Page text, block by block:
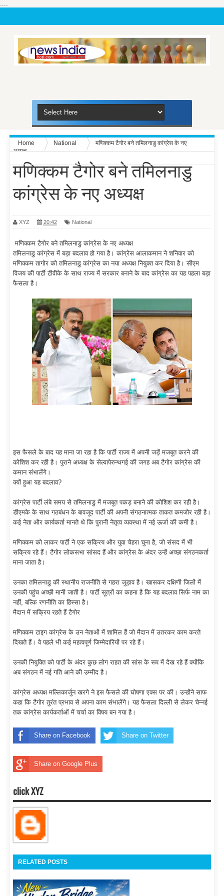
....
Home National
मणिक्कम टैगोर बने तमिलनाडु कांग्रेस के नए
अध्यक्ष
मणिक्कम टैगोर बने तमिलनाडु
कांग्रेस के नए अध्यक्ष
XYZ 20:42 National
मणिक्कम टैगोर बने तमिलनाडु कांग्रेस के नए अध्यक्ष
तमिलनाडु कांग्रेस में बड़ा बदलाव हो गया है। कांग्रेस आलाकमान ने शनिवार को
मणिक्कम तागोर को तमिलनाडु कांग्रेस का नया अध्यक्ष नियुक्त कर दिया है। सीएम
विजय की पार्टी टीवीके के साथ राज्य में सरकार बनाने के बाद कांग्रेस का यह पहला बड़ा
फैसला है।
इस फैसले के बाद यह माना जा रहा है कि पार्टी राज्य में अपनी जड़ें मजबूत करने की
कोशिश कर रही है। पुराने अध्यक्ष के सेल्वापेरुन्थगई की जगह अब टैगोर कांग्रेस की
कमान संभालेंगे।
क्यों हुआ यह बदलाव?
कांग्रेस पार्टी लंबे समय से तमिलनाडु में मजबूत पकड़ बनाने की कोशिश कर रही है।
डीएमके के साथ गठबंधन के बावजूद पार्टी की अपनी संगठनात्मक ताकत कमजोर रही है।
कई नेता और कार्यकर्ता मानते थे कि पुरानी नेतृत्व व्यवस्था में नई ऊर्जा की कमी है।
मणिक्कम को लाकर पार्टी ने एक सक्रिय और युवा चेहरा चुना है, जो संसद में भी
सक्रिय रहे हैं। टैगोर लोकसभा सांसद हैं और कांग्रेस के अंदर उन्हें अच्छा संगठनकर्ता
माना जाता है।
उनका तमिलनाडु की स्थानीय राजनीति से गहरा जुड़ाव है। खासकर दक्षिणी जिलों में
उनकी पहुंच अच्छी मानी जाती है। पार्टी सूत्रों का कहना है कि यह बदलाव सिर्फ नाम का
नहीं, बल्कि रणनीति का हिस्सा है।
मैदान में सक्रिय रहते हैं टैगोर
मणिक्कम टाइग कांग्रेस के उन नेताओं में शामिल हैं जो मैदान में उतरकर काम करते
दिखते हैं। वे पहले भी कई महत्वपूर्ण जिम्मेदारियों पर रहे हैं।
उनकी नियुक्ति को पार्टी के अंदर कुछ लोग राहत की सांस के रूप में देख रहे हैं क्योंकि
अब संगठन में नई गति आने की उम्मीद है।
कांग्रेस अध्यक्ष मल्लिकार्जुन खरगे ने इस फैसले की घोषणा एक्स पर की। उन्होंने साफ
कहा कि टैगोर तुरंत प्रभाव से अपना काम संभालेंगे। यह फैसला दिल्ली से लेकर चेन्नई
तक कांग्रेस कार्यकर्ताओं में चर्चा का विषय बन गया है।
Share on Facebook Share on Twitter
Share on Google Plus
click XYZ
RELATED POSTS